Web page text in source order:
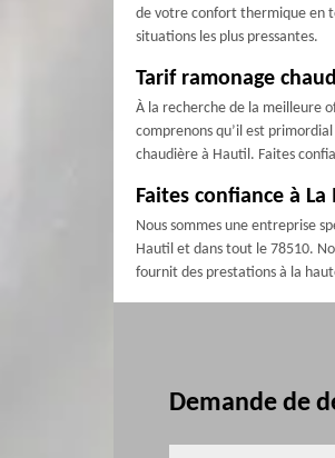
de votre confort thermique en
situations les plus pressantes.
Tarif ramonage
À la recherche de la meilleure
comprenons qu’il est
chaudière à Hautil. Faites
Faites confiance à
Nous sommes une entreprise
Hautil et dans tout le 78510.
fournit des prestations à la
Demande de